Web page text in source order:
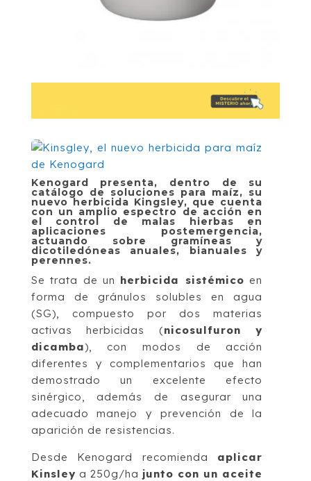
Kenogard presenta, dentro de su
catálogo de soluciones para maíz, su
nuevo herbicida Kingsley, que cuenta
con un amplio espectro de acción en
el control de malas hierbas en
aplicaciones postemergencia,
actuando sobre gramíneas y
dicotiledóneas anuales, bianuales y
perennes.
Se trata de un herbicida sistémico en
forma de gránulos solubles en agua
(SG), compuesto por dos materias
activas herbicidas (nicosulfuron y
dicamba), con modos de acción
diferentes y complementarios que han
demostrado un excelente efecto
sinérgico, además de asegurar una
adecuado manejo y prevención de la
aparición de resistencias.
Desde Kenogard recomienda aplicar
Kinsley a 250g/ha junto con un aceite